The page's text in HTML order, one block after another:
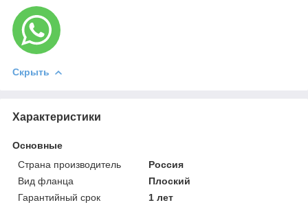
Скрыть
Характеристики
Основные
Страна производитель
Россия
Вид фланца
Плоский
Гарантийный срок
1 лет